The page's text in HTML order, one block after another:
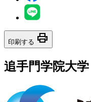
印刷する print
追手門学院大学